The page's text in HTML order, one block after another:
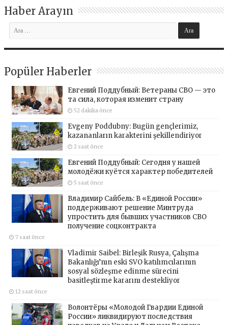
Haber Arayın
Popüler Haberler
Евгений Поддубный: Ветераны СВО — это
та сила, которая изменит страну
52 dakika önce
Evgeny Poddubny: Bugün gençlerimiz,
kazananların karakterini şekillendiriyor
2 saat önce
Евгений Поддубный: Сегодня у нашей
молодёжи куётся характер победителей
5 saat önce
Владимир Сайбель: В «Единой России»
поддерживают решение Минтруда
упростить для бывших участников СВО
получение соцконтракта
7 saat önce
Vladimir Saibel: Birleşik Rusya, Çalışma
Bakanlığı’nın eski SVO katılımcılarının
sosyal sözleşme edinme sürecini
basitleştirme kararını destekliyor
12 saat önce
Волонтёры «Молодой Гвардии Единой
России» ликвидируют последствия